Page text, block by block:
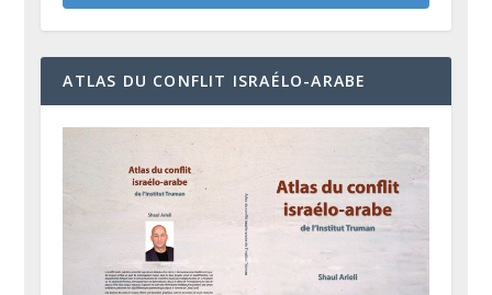
ATLAS DU CONFLIT ISRAÉLO-ARABE